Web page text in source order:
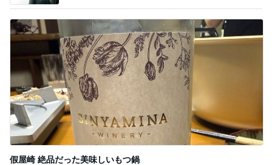
假屋崎 絶品だった美味しいもつ鍋